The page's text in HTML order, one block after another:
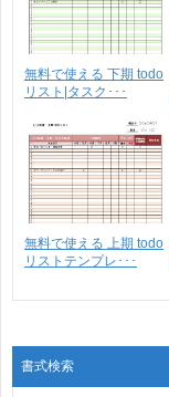
無料で使える 下期 todo
リスト|タスク･･･
無料で使える 上期 todo
リストテンプレ･･･
書式検索